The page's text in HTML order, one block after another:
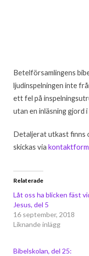
Betelförsamlingens
ljudinspelningen inte
ett fel på
utan en inläsning gjord
Detaljerat utkast finns
skickas via
Relaterade
Låt oss ha blicken fäst
Jesus, del 5
16 september, 2018
Liknande inlägg
Bibelskolan, del 25: